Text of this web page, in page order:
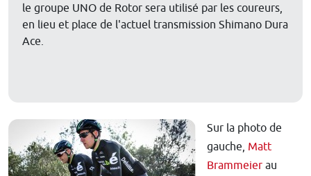
le groupe UNO de Rotor sera utilisé par les coureurs,
en lieu et place de l'actuel transmission Shimano Dura
Ace.
Sur la photo de
gauche, Matt
Brammeier au